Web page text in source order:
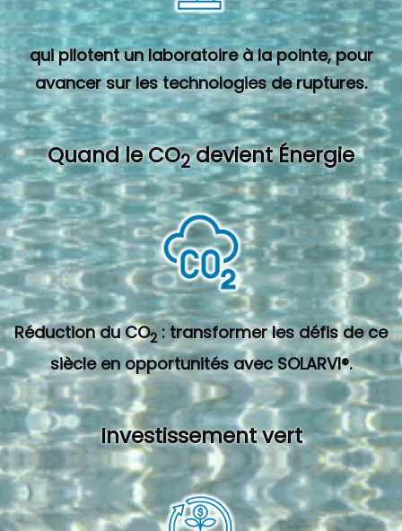
qui pilotent un laboratoire à la pointe, pour
avancer sur les technologies de ruptures.
Quand le CO2devient Énergie
Réduction du CO2 : transformer les défis de ce
siècle en opportunités avec SOLARVI®.
Investissement vert